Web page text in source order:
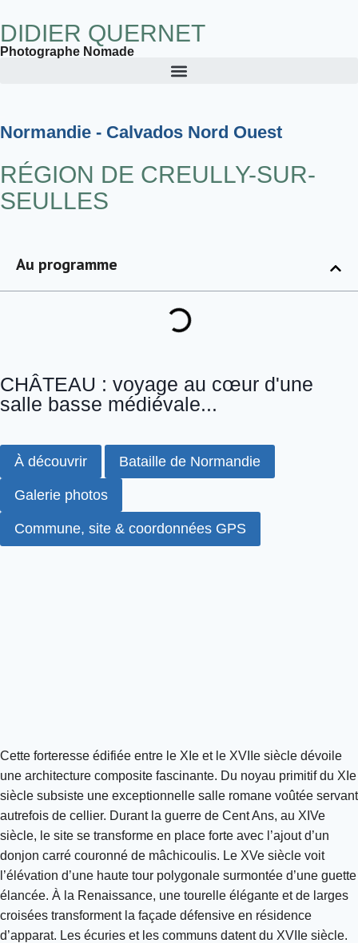
DIDIER QUERNET
Photographe Nomade
Normandie - Calvados Nord Ouest
RÉGION DE CREULLY-SUR-
SEULLES
Au programme
CHÂTEAU : voyage au cœur d'une
salle basse médiévale...
À découvrir Bataille de Normandie
Galerie photos
Commune, site & coordonnées GPS
Cette forteresse édifiée entre le XIe et le XVIIe siècle dévoile
une architecture composite fascinante. Du noyau primitif du XIe
siècle subsiste une exceptionnelle salle romane voûtée servant
autrefois de cellier. Durant la guerre de Cent Ans, au XIVe
siècle, le site se transforme en place forte avec l’ajout d’un
donjon carré couronné de mâchicoulis. Le XVe siècle voit
l’élévation d’une haute tour polygonale surmontée d’une guette
élancée. À la Renaissance, une tourelle élégante et de larges
croisées transforment la façade défensive en résidence
d’apparat. Les écuries et les communs datent du XVIIe siècle.